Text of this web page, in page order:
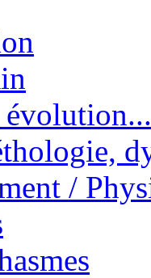
évolution...
/